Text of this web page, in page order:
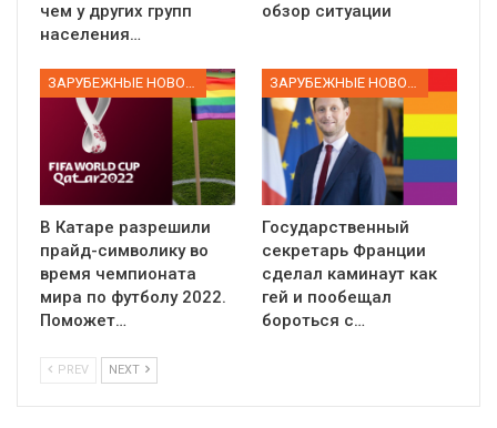
чем у других групп
населения…
обзор ситуации
ЗАРУБЕЖНЫЕ НОВОСТИ
В Катаре разрешили
прайд-символику во
время чемпионата
мира по футболу 2022.
Поможет…
ЗАРУБЕЖНЫЕ НОВОСТИ
Государственный
секретарь Франции
сделал каминаут как
гей и пообещал
бороться с…
PREV NEXT